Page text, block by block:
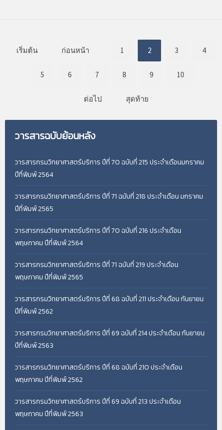
เริ่มต้น ก่อนหน้า 1 2 3 4
5 6 7 8 9 10
ต่อไป สุดท้าย
วารสารฉบับย้อนหลัง
วารสารกรมวิทยาศาสตร์บริการ ปีที่ 70 ฉบับที่ 215 ประจำเดือนมกราคม
ปีที่พิมพ์ 2564
วารสารกรมวิทยาศาสตร์บริการ ปีที่ 71 ฉบับที่ 218 ประจำเดือน มกราคม
ปีที่พิมพ์ 2565
วารสารกรมวิทยาศาสตร์บริการ ปีที่ 70 ฉบับที่ 216 ประจำเดือน
พฤษภาคม ปีที่พิมพ์ 2564
วารสารกรมวิทยาศาสตร์บริการ ปีที่ 71 ฉบับที่ 219 ประจำเดือน
พฤษภาคม ปีที่พิมพ์ 2565
วารสารกรมวิทยาศาสตร์บริการ ปีที่ 68 ฉบับที่ 211 ประจำเดือน กันยายน
ปีที่พิมพ์ 2562
วารสารกรมวิทยาศาสตร์บริการ ปีที่ 69 ฉบับที่ 214 ประจำเดือน กันยายน
ปีที่พิมพ์ 2563
วารสารกรมวิทยาศาสตร์บริการ ปีที่ 68 ฉบับที่ 210 ประจำเดือน
พฤษภาคม ปีที่พิมพ์ 2562
วารสารกรมวิทยาศาสตร์บริการ ปีที่ 69 ฉบับที่ 213 ประจำเดือน
พฤษภาคม ปีที่พิมพ์ 2563